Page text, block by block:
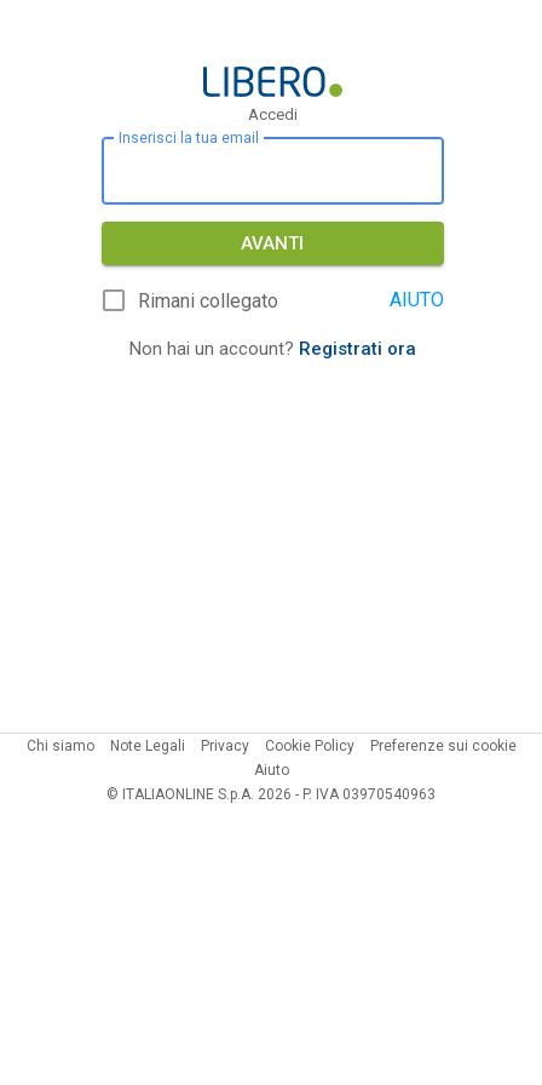
Accedi
Inserisci la tua email
AVANTI
Rimani collegato AIUTO
Non hai un account? Registrati ora
Chi siamo Note Legali Privacy Cookie Policy
Preferenze sui cookie
Aiuto
© ITALIAONLINE S.p.A. 2026 - P. IVA 03970540963